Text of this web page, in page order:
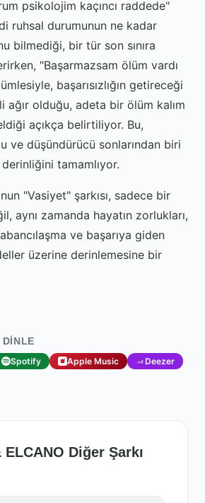
psikolojim kaçıncı raddede"
ruhsal durumunun ne kadar
bilmediği, bir tür son sınıra
"Başarmazsam ölüm vardı
başarısızlığın getireceği
ağır olduğu, adeta bir ölüm kalım
açıkça belirtiliyor. Bu,
ve düşündürücü sonlarından biri
tamamlıyor.
"Vasiyet" şarkısı, sadece bir
aynı zamanda hayatın zorlukları,
ve başarıya giden
üzerine derinlemesine bir
DINLE
Spotify Apple Music Deezer
ELCANO Diğer Şarkı